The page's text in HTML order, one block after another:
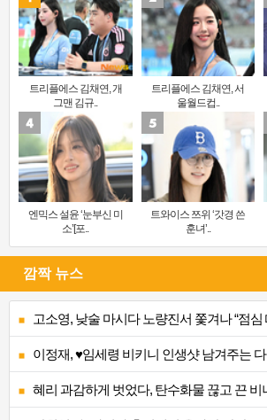
트리플에스 김채연, 개
그맨 김규..
트리플에스 김채연, 서
울월드컵..
엔믹스 설윤 ‘눈부신 미
소’[포..
트와이스 쯔위 ‘갓경 쓴
훈녀’..
깜짝 뉴스
고소영, 낮술 마시다 노량진서 쫓겨나 “점심
이정재, ♥임세령 비키니 인생샷 남겨주는
혜리 과감하게 벗었다, 탄수화물 끊고 끈 비